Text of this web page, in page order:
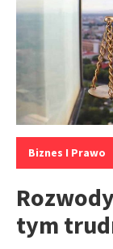
Kategorie:
Biznes I Prawo
tym